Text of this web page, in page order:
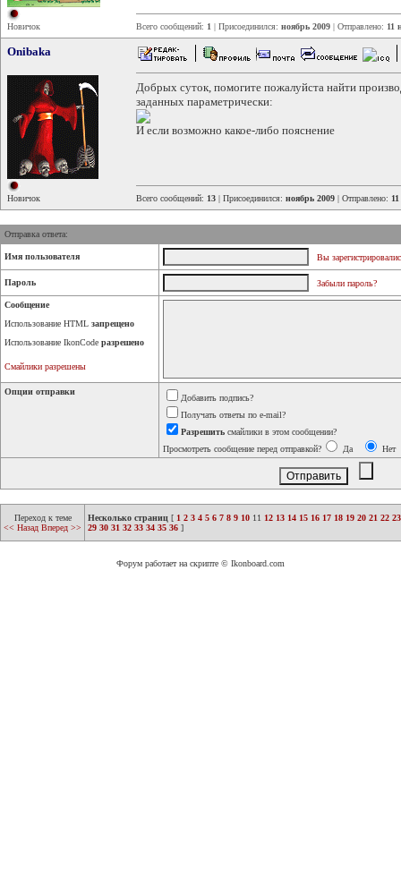
Новичок Всего сообщений: 1 | Присоединился: ноябрь 2009 | Отправлено: 11
Onibaka
Новичок
Добрых суток, помогите пожалуйста найти
заданных параметрически:
И если возможно какое-либо пояснение
Всего сообщений: 13 | Присоединился: ноябрь 2009 | Отправлено:
Отправка ответа:
Имя пользователя Вы
Пароль Забыли пароль?
Сообщение
Использование HTML запрещено
Использование IkonCode разрешено
Смайлики разрешены
Опции отправки
Добавить подпись?
Получать ответы по e-mail?
Разрешить смайлики в этом сообщении?
Просмотреть сообщение перед отправкой?
Да Нет
Переход к теме
<< Назад Вперед >>
Несколько страниц [ 1 2 3 4 5 6 7 8 9 10 11 12 13 14 15 16 17 18 19 20 21 22 23
29 30 31 32 33 34 35 36 ]
Форум работает на скрипте © Ikonboard.com